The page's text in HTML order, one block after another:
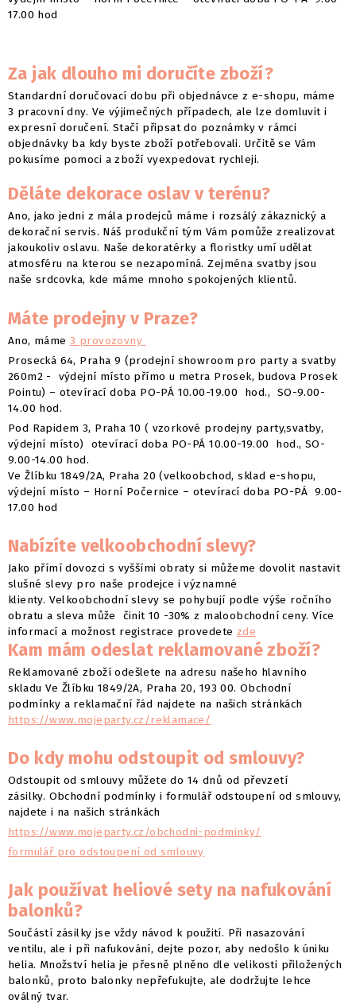
17.00 hod
Za jak dlouho mi doručíte zboží?
Standardní doručovací dobu při objednávce z e-shopu, máme
3 pracovní dny. Ve výjimečných případech, ale lze domluvit i
expresní doručení. Stačí připsat do poznámky v rámci
objednávky ba kdy byste zboží potřebovali. Určitě se Vám
pokusíme pomoci a zboží vyexpedovat rychleji.
Děláte dekorace oslav v terénu?
Ano, jako jedni z mála prodejců máme i rozsálý zákaznický a
dekorační servis. Náš produkční tým Vám pomůže zrealizovat
jakoukoliv oslavu. Naše dekoratérky a floristky umí udělat
atmosféru na kterou se nezapomíná. Zejména svatby jsou
naše srdcovka, kde máme mnoho spokojených klientů.
Máte prodejny v Praze?
Ano, máme3 provozovny
Prosecká 64, Praha 9 (prodejní showroom pro party a svatby
260m2 - výdejní místo přímo u metra Prosek, budova Prosek
Pointu) – otevírací doba PO-PÁ 10.00-19.00 hod., SO-9.00-
14.00 hod.
Pod Rapidem 3, Praha 10 ( vzorkové prodejny party,svatby,
výdejní místo) otevírací doba PO-PÁ 10.00-19.00 hod., SO-
9.00-14.00 hod.
Ve Žlíbku 1849/2A, Praha 20 (velkoobchod, sklad e-shopu,
výdejní místo – Horní Počernice – otevírací doba PO-PÁ 9.00-
17.00 hod
Nabízíte velkoobchodní slevy?
Jako přímí dovozci s vyššími obraty si můžeme dovolit nastavit
slušné slevy pro naše prodejce i významné
klienty. Velkoobchodní slevy se pohybují podle výše ročního
obratu a sleva může činit 10 -30% z maloobchodní ceny. Více
informací a možnost registrace provedete zde
Kam mám odeslat reklamované zboží?
Reklamované zboží odešlete na adresu našeho hlavního
skladu Ve Žlíbku 1849/2A, Praha 20, 193 00. Obchodní
podmínky a reklamační řád najdete na našich stránkách
https://www.mojeparty.cz/reklamace/
Do kdy mohu odstoupit od smlouvy?
Odstoupit od smlouvy můžete do 14 dnů od převzetí
zásilky. Obchodní podmínky i formulář odstoupení od smlouvy,
najdete i na našich stránkách
https://www.mojeparty.cz/obchodni-podminky/
formulář pro odstoupení od smlouvy
Jak používat heliové sety na nafukování
balonků?
Součástí zásilky jse vždy návod k použití. Při nasazování
ventilu, ale i při nafukování, dejte pozor, aby nedošlo k úniku
helia. Množství helia je přesně plněno dle velikosti přiložených
balonků, proto balonky nepřefukujte, ale dodržujte lehce
oválný tvar.